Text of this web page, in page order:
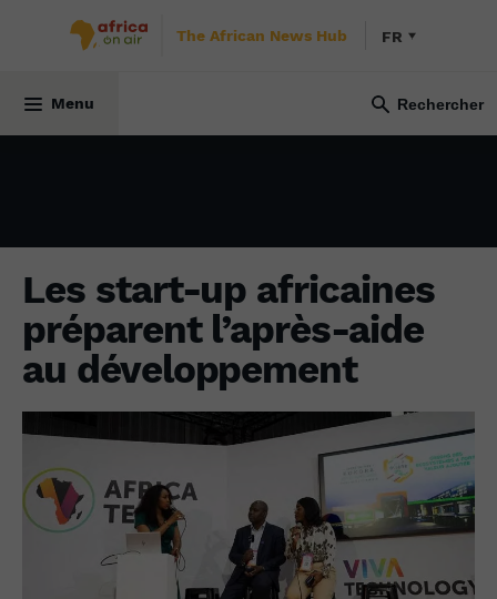
The African News Hub FR
Menu
Les start-up africaines
préparent l’après-aide
au développement